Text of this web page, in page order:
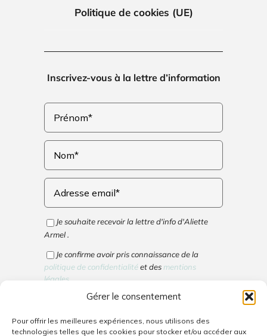
Gérer le consentement
Pour offrir les meilleures expériences, nous utilisons des
technologies telles que les cookies pour stocker et/ou accéder aux
Politique de cookies (UE)
Inscrivez-vous à la lettre d’information
Je souhaite recevoir la lettre d'info d'Aliette
Armel .
Je confirme avoir pris connaissance de la
politique de confidentialitéet des mentions
légales.
et activer ce contenu